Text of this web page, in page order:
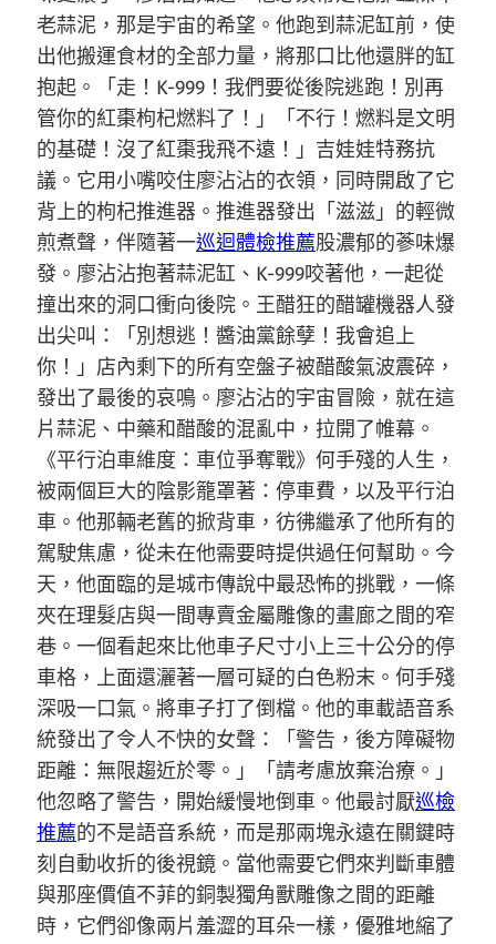
老蒜泥，那是宇宙的希望。他跑到蒜泥缸前，使
出他搬運食材的全部力量，將那口比他還胖的缸
抱起。「走！K-999！我們要從後院逃跑！別再
管你的紅棗枸杞燃料了！」「不行！燃料是文明
的基礎！沒了紅棗我飛不遠！」吉娃娃特務抗
議。它用小嘴咬住廖沾沾的衣領，同時開啟了它
背上的枸杞推進器。推進器發出「滋滋」的輕微
煎煮聲，伴隨著一巡迴體檢推薦股濃郁的蔘味爆
發。廖沾沾抱著蒜泥缸、K-999咬著他，一起從
撞出來的洞口衝向後院。王醋狂的醋罐機器人發
出尖叫：「別想逃！醬油黨餘孽！我會追上
你！」店內剩下的所有空盤子被醋酸氣波震碎，
發出了最後的哀鳴。廖沾沾的宇宙冒險，就在這
片蒜泥、中藥和醋酸的混亂中，拉開了帷幕。
《平行泊車維度：車位爭奪戰》何手殘的人生，
被兩個巨大的陰影籠罩著：停車費，以及平行泊
車。他那輛老舊的掀背車，彷彿繼承了他所有的
駕駛焦慮，從未在他需要時提供過任何幫助。今
天，他面臨的是城市傳說中最恐怖的挑戰，一條
夾在理髮店與一間專賣金屬雕像的畫廊之間的窄
巷。一個看起來比他車子尺寸小上三十公分的停
車格，上面還灑著一層可疑的白色粉末。何手殘
深吸一口氣。將車子打了倒檔。他的車載語音系
統發出了令人不快的女聲：「警告，後方障礙物
距離：無限趨近於零。」「請考慮放棄治療。」
他忽略了警告，開始緩慢地倒車。他最討厭巡檢
推薦的不是語音系統，而是那兩塊永遠在關鍵時
刻自動收折的後視鏡。當他需要它們來判斷車體
與那座價值不菲的銅製獨角獸雕像之間的距離
時，它們卻像兩片羞澀的耳朵一樣，優雅地縮了